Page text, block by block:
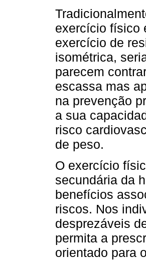
exercício físico
exercício de
isométrica,
parecem
escassa mas
na prevenção
a sua
risco
de peso.
O exercício
secundária da
benefícios
riscos. Nos
desprezáveis
permita a
orientado para